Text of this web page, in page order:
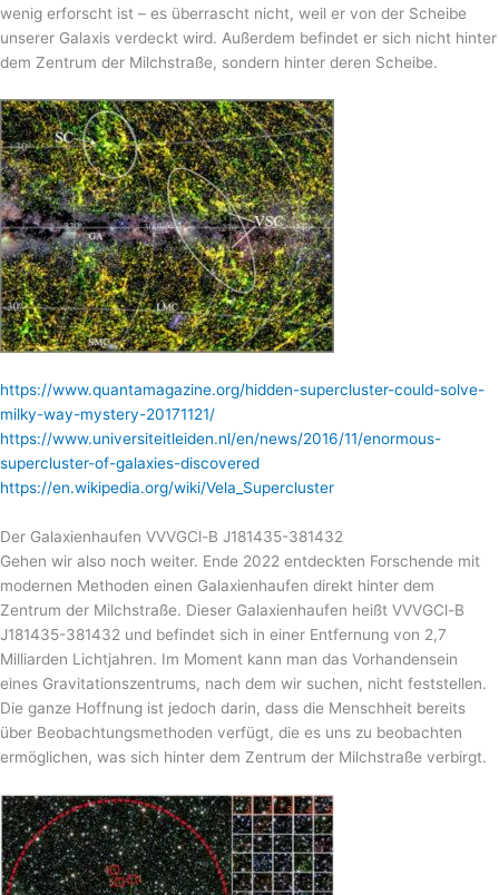
wenig erforscht ist – es überrascht nicht, weil er von der Scheibe
unserer Galaxis verdeckt wird. Außerdem befindet er sich nicht hinter
dem Zentrum der Milchstraße, sondern hinter deren Scheibe.
https://www.quantamagazine.org/hidden-supercluster-could-solve-
milky-way-mystery-20171121/
https://www.universiteitleiden.nl/en/news/2016/11/enormous-
supercluster-of-galaxies-discovered
https://en.wikipedia.org/wiki/Vela_Supercluster
Der Galaxienhaufen VVVGCl-B J181435-381432
Gehen wir also noch weiter. Ende 2022 entdeckten Forschende mit
modernen Methoden einen Galaxienhaufen direkt hinter dem
Zentrum der Milchstraße. Dieser Galaxienhaufen heißt VVVGCl-B
J181435-381432 und befindet sich in einer Entfernung von 2,7
Milliarden Lichtjahren. Im Moment kann man das Vorhandensein
eines Gravitationszentrums, nach dem wir suchen, nicht feststellen.
Die ganze Hoffnung ist jedoch darin, dass die Menschheit bereits
über Beobachtungsmethoden verfügt, die es uns zu beobachten
ermöglichen, was sich hinter dem Zentrum der Milchstraße verbirgt.